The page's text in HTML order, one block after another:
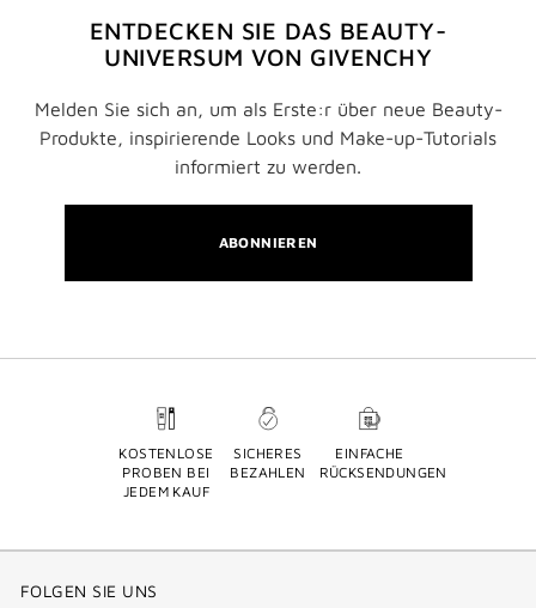
ENTDECKEN SIE DAS BEAUTY-
UNIVERSUM VON GIVENCHY
Melden Sie sich an, um als Erste:r über neue Beauty-
Produkte, inspirierende Looks und Make-up-Tutorials
informiert zu werden.
ABONNIEREN
KOSTENLOSE
PROBEN BEI
JEDEM KAUF
SICHERES
BEZAHLEN
EINFACHE
RÜCKSENDUNGEN
FOLGEN SIE UNS